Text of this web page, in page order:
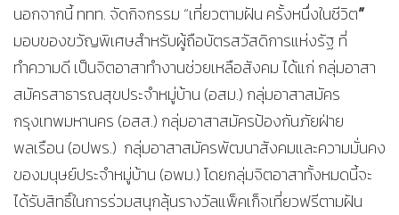
นอกจากนี้ ททท. จัดกิจกรรม “เที่ยวตามฝัน ครั้งหนึ่งในชีวิต”
มอบของขวัญพิเศษสำหรับผู้ถือบัตรสวัสดิการแห่งรัฐ ที่
ทำความดี เป็นจิตอาสาทำงานช่วยเหลือสังคม ได้แก่ กลุ่มอาสา
สมัครสาธารณสุขประจำหมู่บ้าน (อสม.) กลุ่มอาสาสมัคร
กรุงเทพมหานคร (อสส.) กลุ่มอาสาสมัครป้องกันภัยฝ่าย
พลเรือน (อปพร.) กลุ่มอาสาสมัครพัฒนาสังคมและความมั่นคง
ของมนุษย์ประจำหมู่บ้าน (อพม.) โดยกลุ่มจิตอาสาทั้งหมดนี้จะ
ได้รับสิทธิ์ในการร่วมสนุกลุ้นรางวัลแพ็คเก็จเที่ยวฟรีตามฝัน